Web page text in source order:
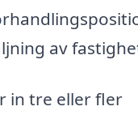
av
in tre eller fler